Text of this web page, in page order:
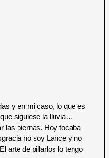
y en mi caso, lo que es
siguiese la lluvia…
las piernas. Hoy tocaba
no soy Lance y no
arte de pillarlos lo tengo